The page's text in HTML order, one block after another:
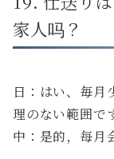
家人吗？
日：はい、毎月
理のない範囲で
中：是的，每月